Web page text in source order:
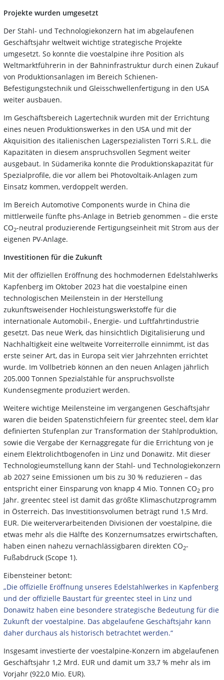
Projekte wurden umgesetzt
Der Stahl- und Technologiekonzern hat im abgelaufenen
Geschäftsjahr weltweit wichtige strategische Projekte
umgesetzt. So konnte die voestalpine ihre Position als
Weltmarktführerin in der Bahninfrastruktur durch einen Zukauf
von Produktionsanlagen im Bereich Schienen-
Befestigungstechnik und Gleisschwellenfertigung in den USA
weiter ausbauen.
Im Geschäftsbereich Lagertechnik wurden mit der Errichtung
eines neuen Produktionswerkes in den USA und mit der
Akquisition des italienischen Lagerspezialisten Torri S.R.L. die
Kapazitäten in diesem anspruchsvollen Segment weiter
ausgebaut. In Südamerika konnte die Produktionskapazität für
Spezialprofile, die vor allem bei Photovoltaik-Anlagen zum
Einsatz kommen, verdoppelt werden.
Im Bereich Automotive Components wurde in China die
mittlerweile fünfte phs-Anlage in Betrieb genommen – die erste
CO2-neutral produzierende Fertigungseinheit mit Strom aus der
eigenen PV-Anlage.
Investitionen für die Zukunft
Mit der offiziellen Eröffnung des hochmodernen Edelstahlwerks
Kapfenberg im Oktober 2023 hat die voestalpine einen
technologischen Meilenstein in der Herstellung
zukunftsweisender Hochleistungswerkstoffe für die
internationale Automobil-, Energie- und Luftfahrtindustrie
gesetzt. Das neue Werk, das hinsichtlich Digitalisierung und
Nachhaltigkeit eine weltweite Vorreiterrolle einnimmt, ist das
erste seiner Art, das in Europa seit vier Jahrzehnten errichtet
wurde. Im Vollbetrieb können an den neuen Anlagen jährlich
205.000 Tonnen Spezialstähle für anspruchsvollste
Kundensegmente produziert werden.
Weitere wichtige Meilensteine im vergangenen Geschäftsjahr
waren die beiden Spatenstichfeiern für greentec steel, dem klar
definierten Stufenplan zur Transformation der Stahlproduktion,
sowie die Vergabe der Kernaggregate für die Errichtung von je
einem Elektrolichtbogenofen in Linz und Donawitz. Mit dieser
Technologieumstellung kann der Stahl- und Technologiekonzern
ab 2027 seine Emissionen um bis zu 30 % reduzieren – das
entspricht einer Einsparung von knapp 4 Mio. Tonnen CO2 pro
Jahr. greentec steel ist damit das größte Klimaschutzprogramm
in Österreich. Das Investitionsvolumen beträgt rund 1,5 Mrd.
EUR. Die weiterverarbeitenden Divisionen der voestalpine, die
etwas mehr als die Hälfte des Konzernumsatzes erwirtschaften,
haben einen nahezu vernachlässigbaren direkten CO2-
Fußabdruck (Scope 1).
Eibensteiner betont:
„Die offizielle Eröffnung unseres Edelstahlwerkes in Kapfenberg
und der offizielle Baustart für greentec steel in Linz und
Donawitz haben eine besondere strategische Bedeutung für die
Zukunft der voestalpine. Das abgelaufene Geschäftsjahr kann
daher durchaus als historisch betrachtet werden.“
Insgesamt investierte der voestalpine-Konzern im abgelaufenen
Geschäftsjahr 1,2 Mrd. EUR und damit um 33,7 % mehr als im
Vorjahr (922,0 Mio. EUR).